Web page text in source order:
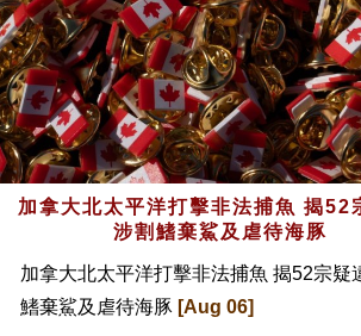
加拿大北太平洋打擊非法捕魚 揭52
涉割鰭棄鯊及虐待海豚
加拿大北太平洋打擊非法捕魚 揭52宗疑
鰭棄鯊及虐待海豚 [Aug 06]